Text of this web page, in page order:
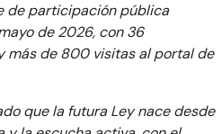
de participación pública
de 2026, con 36
más de 800 visitas al portal de
que la futura Ley nace desde